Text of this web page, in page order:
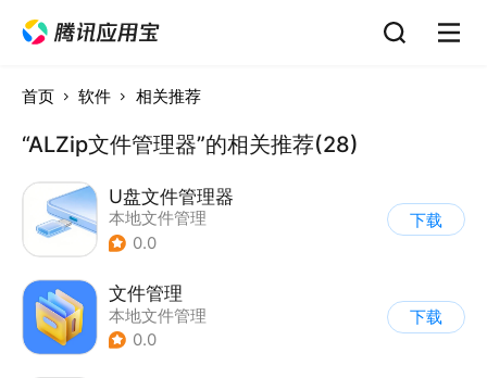
首页 软件 相关推荐
“ALZip文件管理器”的相关推荐(28)
U盘文件管理器
本地文件管理
0.0
下载
文件管理
本地文件管理
0.0
下载